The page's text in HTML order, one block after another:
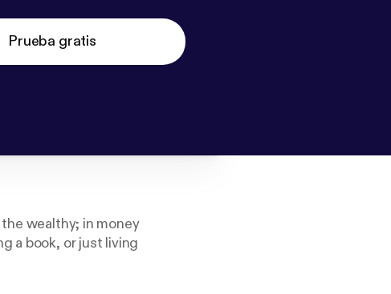
Prueba gratis
wealthy; in money
a book, or just living